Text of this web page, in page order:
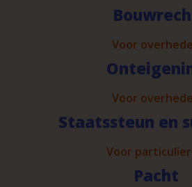
Voor
Voor
Staatssteun en
Voor
Pacht